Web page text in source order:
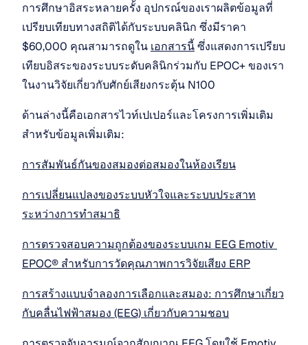
การศึกษาอิสระหลายครั้ง อุปกรณ์ของเราผลิตข้อมูลที่
เปรียบเทียบทางสถิติได้กับระบบคลินิก ซึ่งมีราคา
$60,000 คุณสามารถดูใน เอกสารนี้ ซึ่งแสดงการเปรียบ
เทียบอิสระของระบบระดับคลินิกร่วมกับ EPOC+ ของเรา
ในงานวิจัยเกี่ยวกับศักย์เสียงกระตุ้น N100
ด้านล่างนี้คือเอกสารไวท์เปเปอร์และโครงการเพิ่มเติม
สำหรับข้อมูลเพิ่มเติม:
การสัมพันธ์กันของสมองต่อสมองในห้องเรียน
การเปลี่ยนแปลงของระบบหัวใจและระบบประสาท
ระหว่างการทำสมาธิ
การตรวจสอบความถูกต้องของระบบเกม EEG Emotiv
EPOC® สำหรับการวัดคุณภาพการวิจัยเสียง ERP
การสร้างแบบจำลองการเลือกและสมอง: การศึกษาเกี่ยว
กับคลื่นไฟฟ้าสมอง (EEG) เกี่ยวกับความชอบ